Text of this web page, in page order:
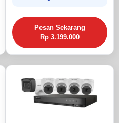
Pesan Sekarang
Rp 3.199.000